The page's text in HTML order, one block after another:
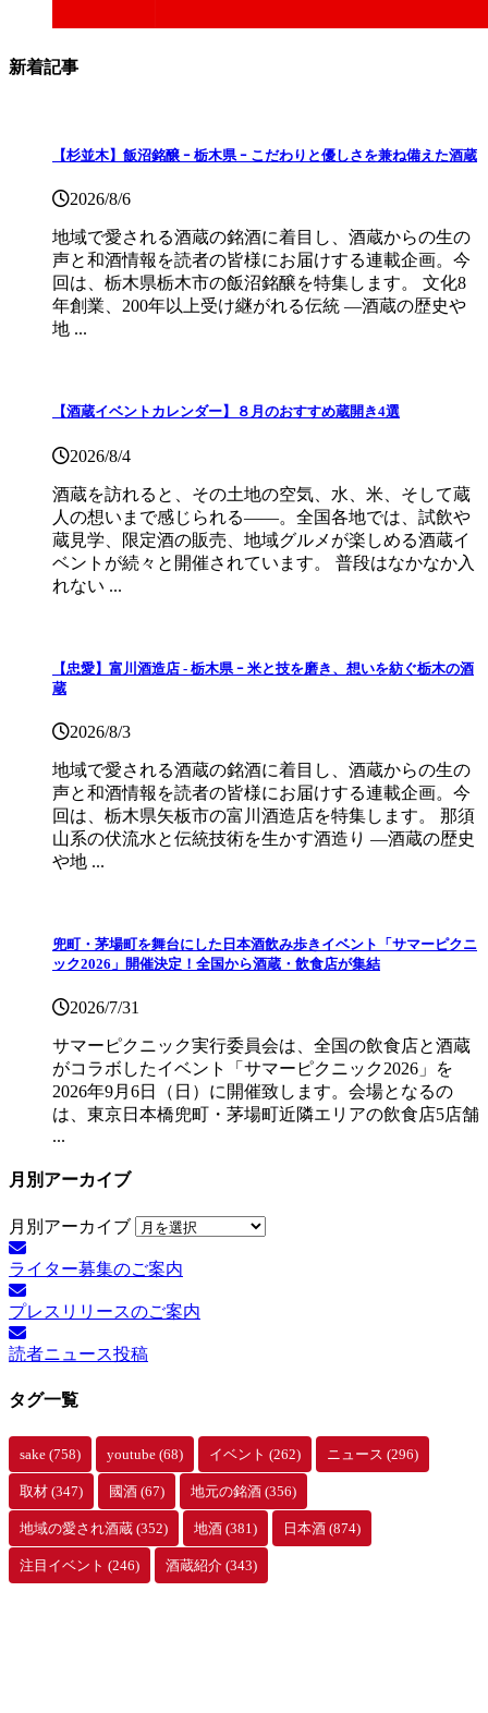
新着記事
【杉並木】飯沼銘醸 ｰ 栃木県 ｰ こだわりと優しさを兼ね備えた酒蔵
2026/8/6
地域で愛される酒蔵の銘酒に着目し、酒蔵からの生の
声と和酒情報を読者の皆様にお届けする連載企画。今
回は、栃木県栃木市の飯沼銘醸を特集します。 文化8
年創業、200年以上受け継がれる伝統 ―酒蔵の歴史や
地 ...
【酒蔵イベントカレンダー】８月のおすすめ蔵開き4選
2026/8/4
酒蔵を訪れると、その土地の空気、水、米、そして蔵
人の想いまで感じられる——。全国各地では、試飲や
蔵見学、限定酒の販売、地域グルメが楽しめる酒蔵イ
ベントが続々と開催されています。 普段はなかなか入
れない ...
【忠愛】富川酒造店 ‐ 栃木県 ｰ 米と技を磨き、想いを紡ぐ栃木の酒
蔵
2026/8/3
地域で愛される酒蔵の銘酒に着目し、酒蔵からの生の
声と和酒情報を読者の皆様にお届けする連載企画。今
回は、栃木県矢板市の富川酒造店を特集します。 那須
山系の伏流水と伝統技術を生かす酒造り ―酒蔵の歴史
や地 ...
兜町・茅場町を舞台にした日本酒飲み歩きイベント「サマーピクニ
ック2026」開催決定！全国から酒蔵・飲食店が集結
2026/7/31
サマーピクニック実⾏委員会は、全国の飲⾷店と酒蔵
がコラボしたイベント「サマーピクニック2026」を
2026年9月6日（日）に開催致します。会場となるの
は、東京日本橋兜町・茅場町近隣エリアの飲食店5店舗
...
月別アーカイブ
月別アーカイブ
ライター募集のご案内
プレスリリースのご案内
読者ニュース投稿
タグ一覧
sake (758) youtube (68) イベント (262) ニュース (296)
取材 (347) 國酒 (67) 地元の銘酒 (356)
地域の愛され酒蔵 (352) 地酒 (381) 日本酒 (874)
注目イベント (246) 酒蔵紹介 (343)